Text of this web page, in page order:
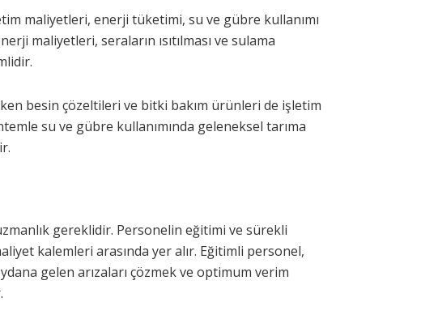
maliyetleri, enerji tüketimi, su ve gübre kullanımı
maliyetleri, seraların ısıtılması ve sulama
besin çözeltileri ve bitki bakım ürünleri de işletim
su ve gübre kullanımında geleneksel tarıma
gereklidir. Personelin eğitimi ve sürekli
kalemleri arasında yer alır. Eğitimli personel,
gelen arızaları çözmek ve optimum verim